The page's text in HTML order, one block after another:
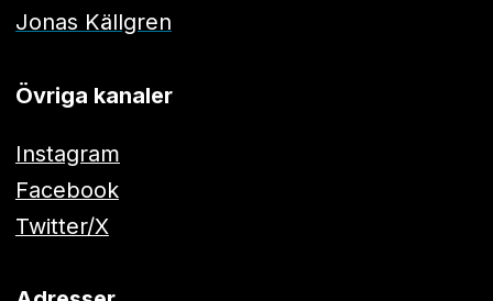
Jonas Källgren
Övriga kanaler
Instagram
Facebook
Twitter/X